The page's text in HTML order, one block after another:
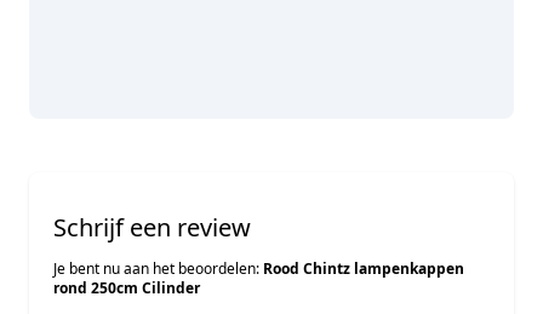
Schrijf een review
Je bent nu aan het beoordelen: Rood Chintz lampenkappen
rond 250cm Cilinder